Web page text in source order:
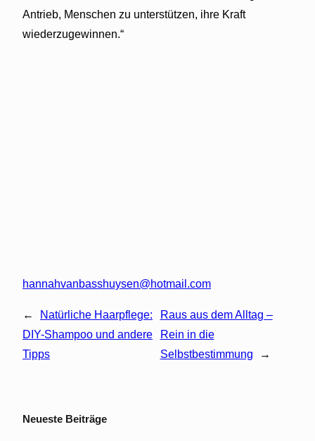
Antrieb, Menschen zu unterstützen, ihre Kraft
wiederzugewinnen.“
hannahvanbasshuysen@hotmail.com
←
Natürliche Haarpflege:
DIY-Shampoo und andere
Tipps
Raus aus dem Alltag –
Rein in die
Selbstbestimmung
→
Neueste Beiträge